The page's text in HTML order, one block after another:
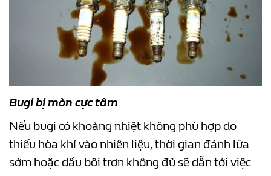
Bugi bị mòn cực tâm
Nếu bugi có khoảng nhiệt không phù hợp do
thiếu hòa khí vào nhiên liệu, thời gian đánh lửa
sớm hoặc dầu bôi trơn không đủ sẽ dẫn tới việc